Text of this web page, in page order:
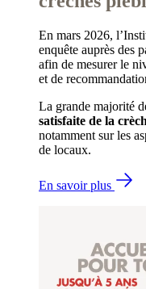
En mars 2026,
enquête auprès des
afin de mesurer le
et de
La grande majorité
satisfaite de la
notamment sur les
de locaux.
En savoir plus